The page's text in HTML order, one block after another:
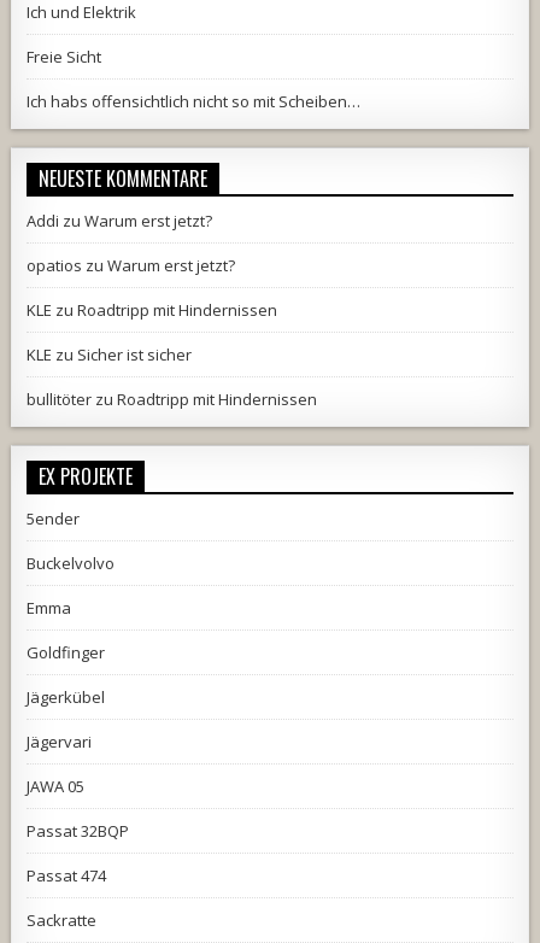
Ich und Elektrik
Freie Sicht
Ich habs offensichtlich nicht so mit Scheiben…
NEUESTE KOMMENTARE
Addi zuWarum erst jetzt?
opatios zuWarum erst jetzt?
KLE zuRoadtripp mit Hindernissen
KLE zu Sicher ist sicher
bullitöter zuRoadtripp mit Hindernissen
EX PROJEKTE
5ender
Buckelvolvo
Emma
Goldfinger
Jägerkübel
Jägervari
JAWA 05
Passat 32BQP
Passat 474
Sackratte